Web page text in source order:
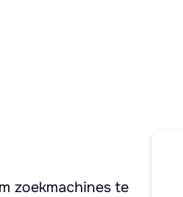
zoekmachines te